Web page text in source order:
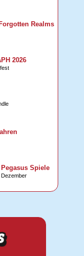
Realms
2026
Spiele